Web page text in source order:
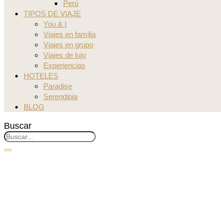
Perú
TIPOS DE VIAJE
You & I
Viajes en familia
Viajes en grupo
Viajes de lujo
Experiencias
HOTELES
Paradise
Serendipia
BLOG
Buscar